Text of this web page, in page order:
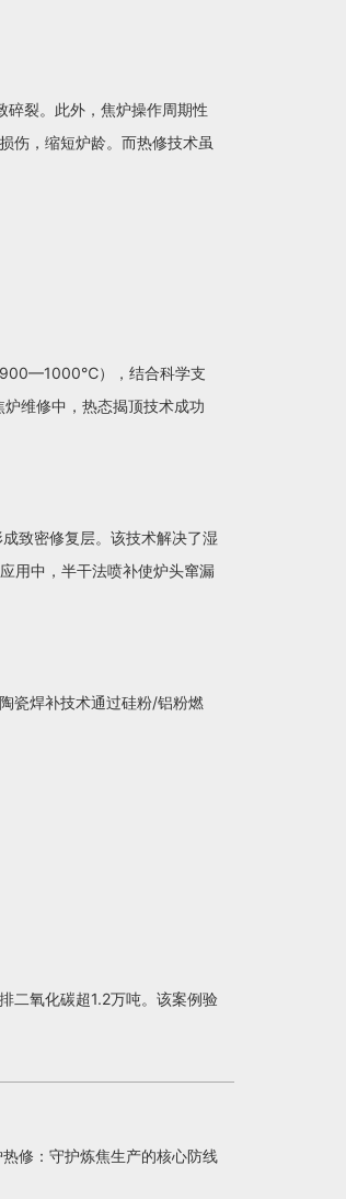
裂。此外，焦炉操作周期性
伤，缩短炉龄。而热修技术虽
900—1000℃），结合科学支
维修中，热态揭顶技术成功
致密修复层。该技术解决了湿
用中，半干法喷补使炉头窜漏
瓷焊补技术通过硅粉/铝粉燃
二氧化碳超1.2万吨。该案例验
修：守护炼焦生产的核心防线